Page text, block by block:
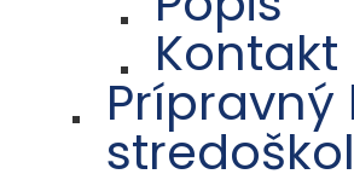
Kontakt
Prípravný